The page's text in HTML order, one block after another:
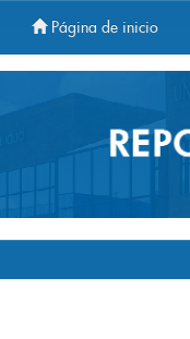
Página de inicio